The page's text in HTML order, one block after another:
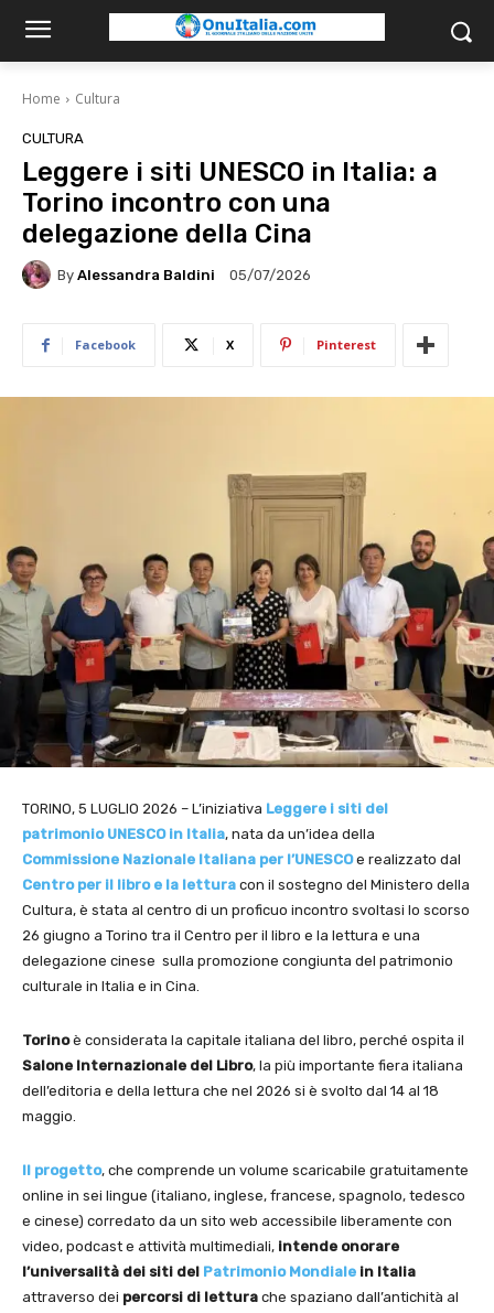
Home Cultura
CULTURA
Leggere i siti UNESCO in Italia: a
Torino incontro con una
delegazione della Cina
By Alessandra Baldini 05/07/2026
Facebook X Pinterest
TORINO, 5 LUGLIO 2026 – L’iniziativa Leggere i siti del
patrimonio UNESCO in Italia, nata da un’idea della
Commissione Nazionale Italiana per l’UNESCOe realizzato dal
Centro per il libro e la lettura con il sostegno del Ministero della
Cultura, è stata al centro di un proficuo incontro svoltasi lo scorso
26 giugno a Torino tra il Centro per il libro e la lettura e una
delegazione cinese sulla promozione congiunta del patrimonio
culturale in Italia e in Cina.
Torinoè considerata la capitale italiana del libro, perché ospita il
Salone Internazionale del Libro, la più importante fiera italiana
dell’editoria e della lettura che nel 2026 si è svolto dal 14 al 18
maggio.
Il progetto, che comprende un volume scaricabile gratuitamente
online in sei lingue (italiano, inglese, francese, spagnolo, tedesco
e cinese) corredato da un sito web accessibile liberamente con
video, podcast e attività multimediali, intende onorare
l’universalità dei siti del Patrimonio Mondiale in Italia
attraverso dei percorsi di lettura che spaziano dall’antichità al